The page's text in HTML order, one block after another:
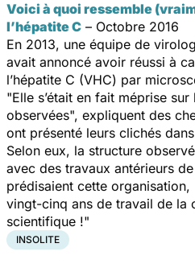
Voici à quoi ressemble
l’hépatite C – Octobre 2016
En 2013, une équipe de
avait annoncé avoir réussi à
l’hépatite C (VHC) par
"Elle s’était en fait méprise
observées", expliquent des
ont présenté leurs clichés
Selon eux, la structure
avec des travaux antérieurs
prédisaient cette organisation,
vingt-cinq ans de travail de la
scientifique !"
INSOLITE